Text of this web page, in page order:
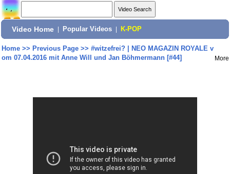
Video Home Popular Videos K-POP
Home>> Previous Page>> #witzefrei? | NEO MAGAZIN ROYALE v
om 07.04.2016 mit Anne Will und Jan Böhmermann [#44]
More